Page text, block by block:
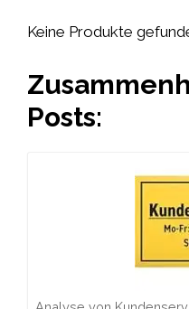
Keine Produkte
Posts: